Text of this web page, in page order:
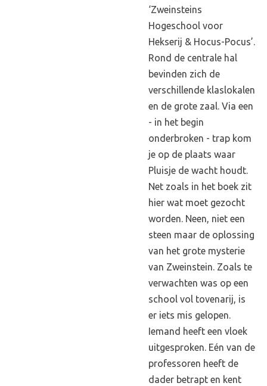
‘Zweinsteins
Hogeschool voor
Hekserij & Hocus-Pocus’.
Rond de centrale hal
bevinden zich de
verschillende klaslokalen
en de grote zaal. Via een
- in het begin
onderbroken - trap kom
je op de plaats waar
Pluisje de wacht houdt.
Net zoals in het boek zit
hier wat moet gezocht
worden. Neen, niet een
steen maar de oplossing
van het grote mysterie
van Zweinstein. Zoals te
verwachten was op een
school vol tovenarij, is
er iets mis gelopen.
Iemand heeft een vloek
uitgesproken. Eén van de
professoren heeft de
dader betrapt en kent